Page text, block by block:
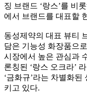
징 브랜드 ‘랑스’를 비
에서 브랜드를 대표할
동성제약의 대표 뷰티
담은 기능성 화장품으
시장에서 높은 관심과
론칭된 ‘랑스 오크라’
‘금화규’라는 차별화된
키고 있다.